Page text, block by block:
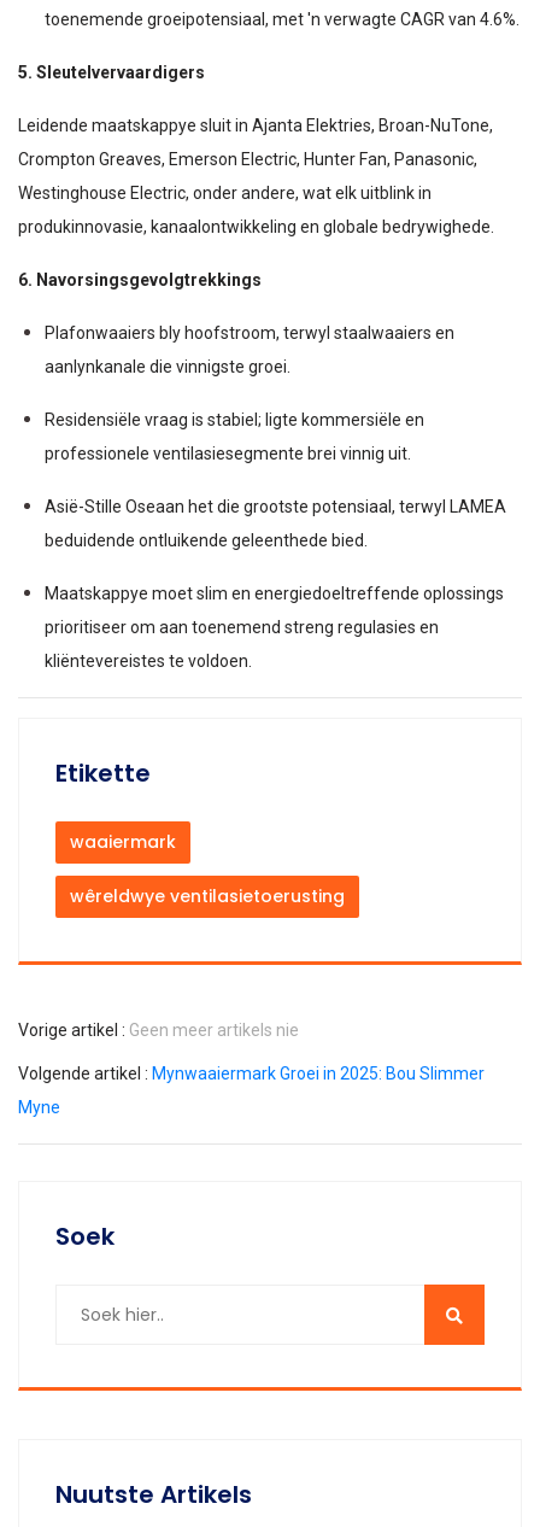
Soek
Nuutste Artikels
toenemende groeipotensiaal, met 'n verwagte CAGR van 4.6%.
5. Sleutelvervaardigers
Leidende maatskappye sluit in Ajanta Elektries, Broan-NuTone,
Crompton Greaves, Emerson Electric, Hunter Fan, Panasonic,
Westinghouse Electric, onder andere, wat elk uitblink in
produkinnovasie, kanaalontwikkeling en globale bedrywighede.
6. Navorsingsgevolgtrekkings
Plafonwaaiers bly hoofstroom, terwyl staalwaaiers en
aanlynkanale die vinnigste groei.
Residensiële vraag is stabiel; ligte kommersiële en
professionele ventilasiesegmente brei vinnig uit.
Asië-Stille Oseaan het die grootste potensiaal, terwyl LAMEA
beduidende ontluikende geleenthede bied.
Maatskappye moet slim en energiedoeltreffende oplossings
prioritiseer om aan toenemend streng regulasies en
kliëntevereistes te voldoen.
Etikette
waaiermark
wêreldwye ventilasietoerusting
Vorige artikel : Geen meer artikels nie
Volgende artikel : Mynwaaiermark Groei in 2025: Bou Slimmer
Myne